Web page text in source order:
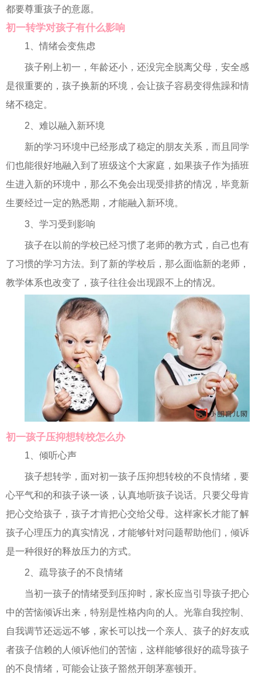
都要尊重孩子的意愿。
初一转学对孩子有什么影响
1、情绪会变焦虑
孩子刚上初一，年龄还小，还没完全脱离父母，安全感
是很重要的，孩子换新的环境，会让孩子容易变得焦躁和情
绪不稳定。
2、难以融入新环境
新的学习环境中已经形成了稳定的朋友关系，而且同学
们也能很好地融入到了班级这个大家庭，如果孩子作为插班
生进入新的环境中，那么不免会出现受排挤的情况，毕竟新
生要经过一定的熟悉期，才能融入新环境。
3、学习受到影响
孩子在以前的学校已经习惯了老师的教方式，自己也有
了习惯的学习方法。到了新的学校后，那么面临新的老师，
教学体系也改变了，孩子往往会出现跟不上的情况。
初一孩子压抑想转校怎么办
1、倾听心声
孩子想转学，面对初一孩子压抑想转校的不良情绪，要
心平气和的和孩子谈一谈，认真地听孩子说话。只要父母肯
把心交给孩子，孩子才肯把心交给父母。这样家长才能了解
孩子心理压力的真实情况，才能够针对问题帮助他们，倾诉
是一种很好的释放压力的方式。
2、疏导孩子的不良情绪
当初一孩子的情绪受到压抑时，家长应当引导孩子把心
中的苦恼倾诉出来，特别是性格内向的人。光靠自我控制、
自我调节还远远不够，家长可以找一个亲人、孩子的好友或
者孩子信赖的人倾诉他们的苦恼，这样能够很好的疏导孩子
的不良情绪，可能会让孩子豁然开朗茅塞顿开。